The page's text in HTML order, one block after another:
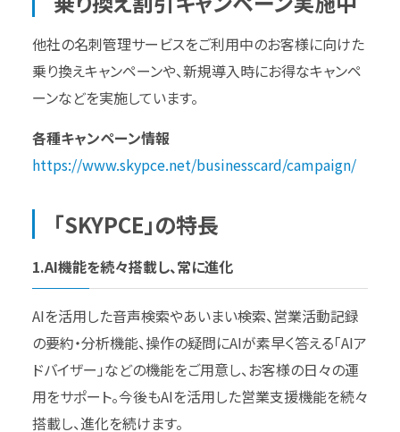
他社の名刺管理サービスをご利用中のお客様に向けた
乗り換えキャンペーンや、新規導入時にお得なキャンペ
ーンなどを実施しています。
各種キャンペーン情報
https://www.skypce.net/businesscard/campaign/
「SKYPCE」の特長
1.AI機能を続々搭載し、常に進化
AIを活用した音声検索やあいまい検索、営業活動記録
の要約・分析機能、操作の疑問にAIが素早く答える「AIア
ドバイザー」などの機能をご用意し、お客様の日々の運
用をサポート。今後もAIを活用した営業支援機能を続々
搭載し、進化を続けます。